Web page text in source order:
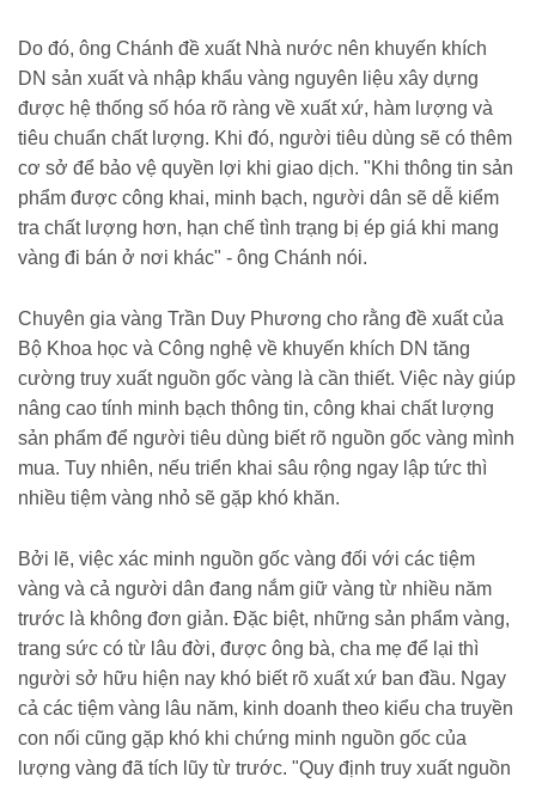
Do đó, ông Chánh đề xuất Nhà nước nên khuyến khích
DN sản xuất và nhập khẩu vàng nguyên liệu xây dựng
được hệ thống số hóa rõ ràng về xuất xứ, hàm lượng và
tiêu chuẩn chất lượng. Khi đó, người tiêu dùng sẽ có thêm
cơ sở để bảo vệ quyền lợi khi giao dịch. "Khi thông tin sản
phẩm được công khai, minh bạch, người dân sẽ dễ kiểm
tra chất lượng hơn, hạn chế tình trạng bị ép giá khi mang
vàng đi bán ở nơi khác" - ông Chánh nói.
Chuyên gia vàng Trần Duy Phương cho rằng đề xuất của
Bộ Khoa học và Công nghệ về khuyến khích DN tăng
cường truy xuất nguồn gốc vàng là cần thiết. Việc này giúp
nâng cao tính minh bạch thông tin, công khai chất lượng
sản phẩm để người tiêu dùng biết rõ nguồn gốc vàng mình
mua. Tuy nhiên, nếu triển khai sâu rộng ngay lập tức thì
nhiều tiệm vàng nhỏ sẽ gặp khó khăn.
Bởi lẽ, việc xác minh nguồn gốc vàng đối với các tiệm
vàng và cả người dân đang nắm giữ vàng từ nhiều năm
trước là không đơn giản. Đặc biệt, những sản phẩm vàng,
trang sức có từ lâu đời, được ông bà, cha mẹ để lại thì
người sở hữu hiện nay khó biết rõ xuất xứ ban đầu. Ngay
cả các tiệm vàng lâu năm, kinh doanh theo kiểu cha truyền
con nối cũng gặp khó khi chứng minh nguồn gốc của
lượng vàng đã tích lũy từ trước. "Quy định truy xuất nguồn